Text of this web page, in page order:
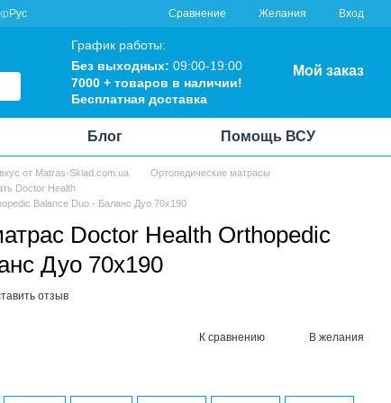
Рус Сравнение Желания Вход
График работы:
Без выходных: 09:00-19:00
7000 + товаров в наличии!
Бесплатная доставка
Мой заказ
Блог Помощь ВСУ
от Matras-Sklad.com.ua
Ортопедические матрасы
Doctor Health
Balance Duo - Баланс Дуо 70x190
Doctor Health Orthopedic
Дуо 70x190
отзыв
К сравнению В желания